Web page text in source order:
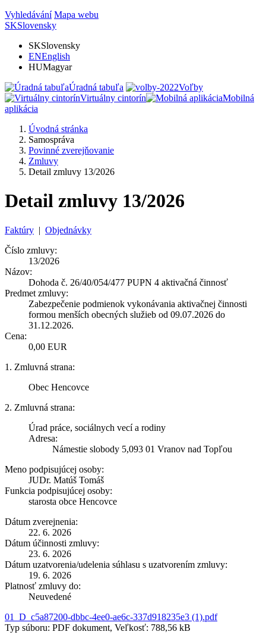
Vyhledávání Mapa webu
SKSlovensky
SKSlovensky
ENEnglish
HUMagyar
Úradná tabuľa
Voľby
Virtuálny cintorín
Mobilná
aplikácia
Úvodná stránka
Samospráva
Povinné zverejňovanie
Zmluvy
Detail zmluvy 13/2026
Detail zmluvy 13/2026
Faktúry | Objednávky
Číslo zmluvy:
13/2026
Názov:
Dohoda č. 26/40/054/477 PUPN 4 aktivačná činnosť
Predmet zmluvy:
Zabezpečenie podmienok vykonávania aktivačnej činnosti
formou menších obecných služieb od 09.07.2026 do
31.12.2026.
Cena:
0,00 EUR
1. Zmluvná strana:
Obec Hencovce
2. Zmluvná strana:
Úrad práce, sociálnych vecí a rodiny
Adresa:
Námestie slobody 5,093 01 Vranov nad Topľou
Meno podpisujúcej osoby:
JUDr. Matúš Tomáš
Funkcia podpisujúcej osoby:
starosta obce Hencovce
Dátum zverejnenia:
22. 6. 2026
Dátum účinnosti zmluvy:
23. 6. 2026
Dátum uzatvorenia/udelenia súhlasu s uzatvorením zmluvy:
19. 6. 2026
Platnosť zmluvy do:
Neuvedené
01_D_c5a87200-dbbc-4ee0-ae6c-337d918235e3 (1).pdf
Typ súboru: PDF dokument, Veľkosť: 788,56 kB